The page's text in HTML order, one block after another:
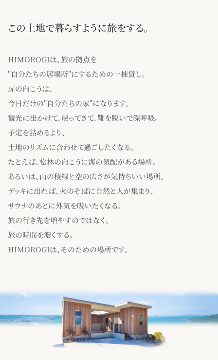
この土地で暮らすように旅をする。
HIMOROGIは、旅の拠点を
"自分たちの居場所"にするための一棟貸し。
扉の向こうは、
今日だけの"自分たちの家"になります。
観光に出かけて、戻ってきて、靴を脱いで深呼吸。
予定を詰めるより、
土地のリズムに合わせて過ごしたくなる。
たとえば、松林の向こうに海の気配がある場所。
あるいは、山の稜線と空の広さが気持ちいい場所。
デッキに出れば、火のそばに自然と人が集まり、
サウナのあとに外気を吸いたくなる。
旅の行き先を増やすのではなく、
旅の時間を濃くする。
HIMOROGIは、そのための場所です。